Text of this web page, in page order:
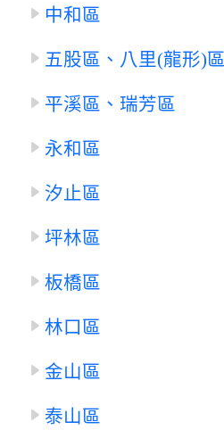
中和區
五股區、八里(龍形)區
平溪區、瑞芳區
永和區
汐止區
坪林區
板橋區
林口區
金山區
泰山區